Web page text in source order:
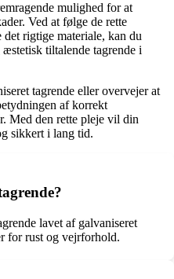
mulighed for at
Ved at følge de rette
rigtige materiale, kan du
tiltalende tagrende i
tagrende eller overvejer at
af korrekt
Med den rette pleje vil din
sikkert i lang tid.
lavet af galvaniseret
for rust og vejrforhold.